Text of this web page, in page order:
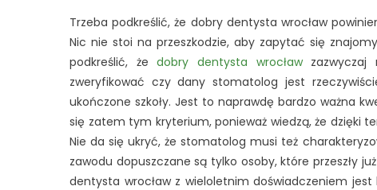
Trzeba podkreślić, że dobry dentysta wrocław
Nic nie stoi na przeszkodzie, aby zapytać się
podkreślić, żedobry dentysta wrocławzazwyczaj
zweryfikować czy dany stomatolog jest
ukończone szkoły. Jest to naprawdę bardzo ważna
się zatem tym kryterium, ponieważ wiedzą, że dzięki
Nie da się ukryć, że stomatolog musi też
zawodu dopuszczane są tylko osoby, które przeszły
dentysta wrocław z wieloletnim doświadczeniem